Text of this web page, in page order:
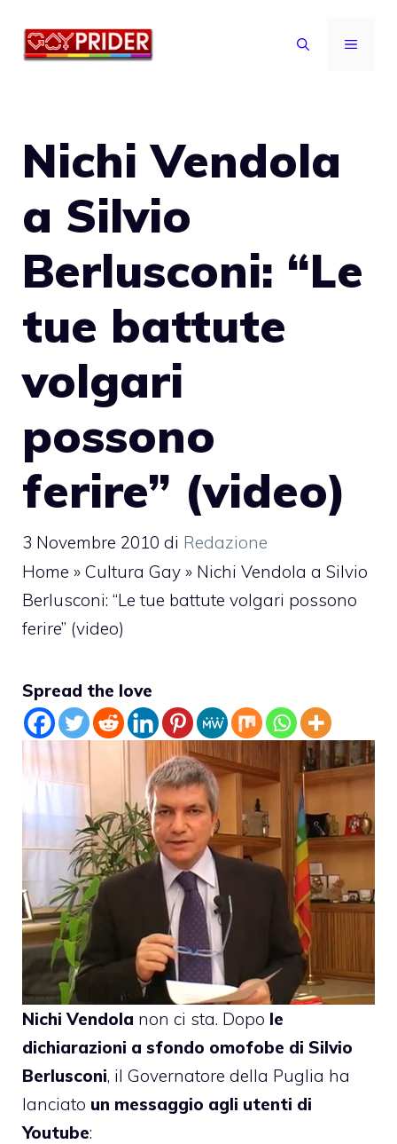
MENU
Nichi Vendola
a Silvio
Berlusconi: “Le
tue battute
volgari
possono
ferire” (video)
3 Novembre 2010 di Redazione
Home » Cultura Gay » Nichi Vendola a Silvio
Berlusconi: “Le tue battute volgari possono
ferire” (video)
Spread the love
Nichi Vendola non ci sta. Dopo le
dichiarazioni a sfondo omofobe di Silvio
Berlusconi, il Governatore della Puglia ha
lanciato un messaggio agli utenti di
Youtube: